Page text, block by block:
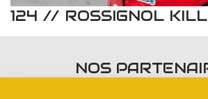
124 // ROSSIGNOL
NOS